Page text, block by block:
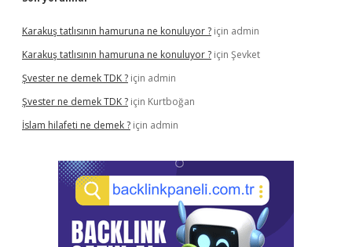
Karakuş tatlısının hamuruna ne konuluyor ? için admin
Karakuş tatlısının hamuruna ne konuluyor ? için Şevket
Şvester ne demek TDK ? için admin
Şvester ne demek TDK ? için Kurtboğan
İslam hilafeti ne demek ? için admin